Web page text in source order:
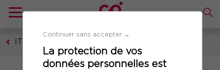
Continuer sans accepter →
La protection de vos
données personnelles est
IT - Technologies numériques